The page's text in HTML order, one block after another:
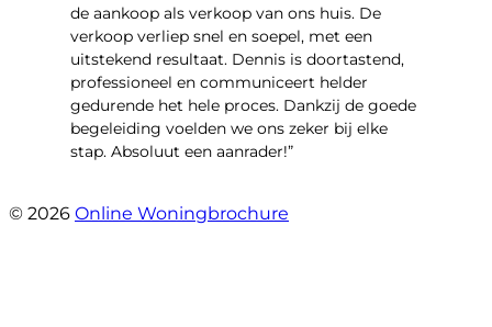
de aankoop als verkoop van ons huis. De
verkoop verliep snel en soepel, met een
uitstekend resultaat. Dennis is doortastend,
professioneel en communiceert helder
gedurende het hele proces. Dankzij de goede
begeleiding voelden we ons zeker bij elke
stap. Absoluut een aanrader!”
© 2026 Online Woningbrochure